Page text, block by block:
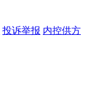
投诉举报 内控供方